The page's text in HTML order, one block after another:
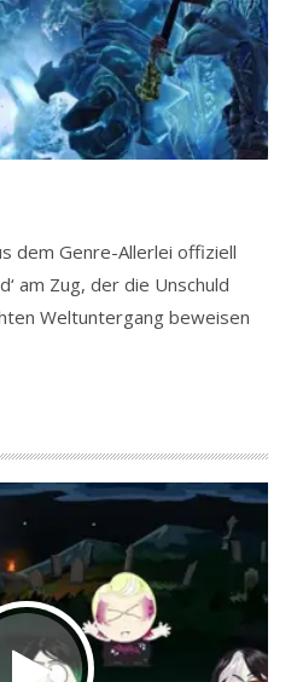
dem Genre-Allerlei offiziell
am Zug, der die Unschuld
Weltuntergang beweisen